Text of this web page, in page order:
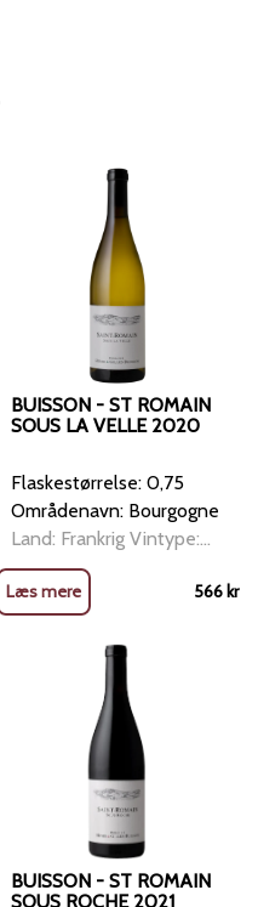
BUISSON - ST ROMAIN
SOUS LA VELLE 2020
Flaskestørrelse: 0,75
Områdenavn: Bourgogne
Land: Frankrig Vintype:
Hvidvin Anbefales til:
Hvid fisk, sushi, rejer,
jomfruhummer, kylling,
lyst kød Druer: 100%
Chardonnay Økologisk: Ja
Vinhus: Domaine Henri &
Gilles Buisson Denne
vinmark, kaldet "Sous La
Læs mere 566kr
BUISSON - ST ROMAIN
SOUS ROCHE 2021